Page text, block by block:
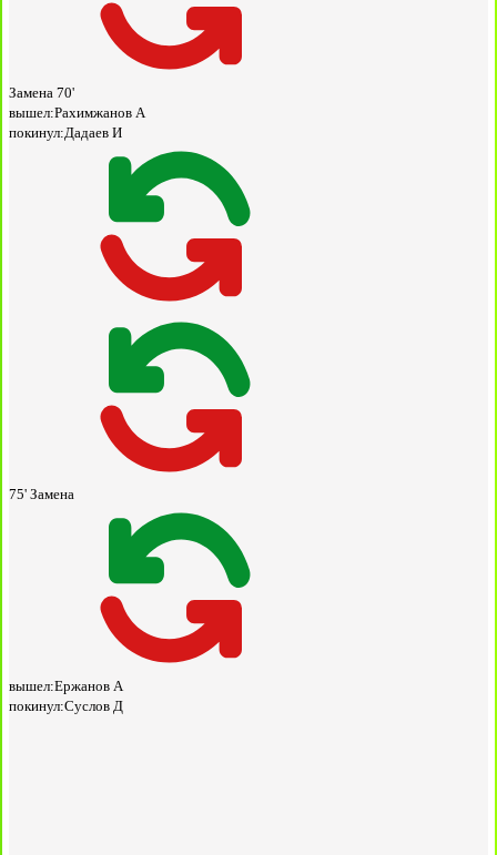
Замена 70'
вышел:Рахимжанов А
покинул:Дадаев И
75' Замена
вышел:Ержанов А
покинул:Суслов Д